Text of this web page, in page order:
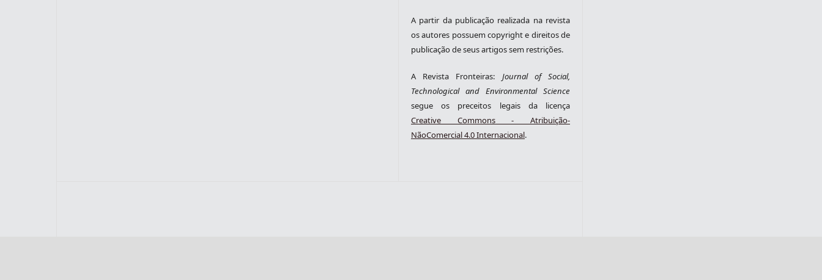
A partir da publicação realizada na revista
os autores possuem copyright e direitos de
publicação de seus artigos sem restrições.
A Revista Fronteiras: Journal of Social,
Technological and Environmental Science
segue os preceitos legais da licença
Creative Commons - Atribuição-
NãoComercial 4.0 Internacional.